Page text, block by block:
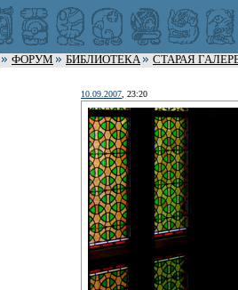
ФОРУМ БИБЛИОТЕКА
СТАРАЯ
10.09.2007 , 23:20